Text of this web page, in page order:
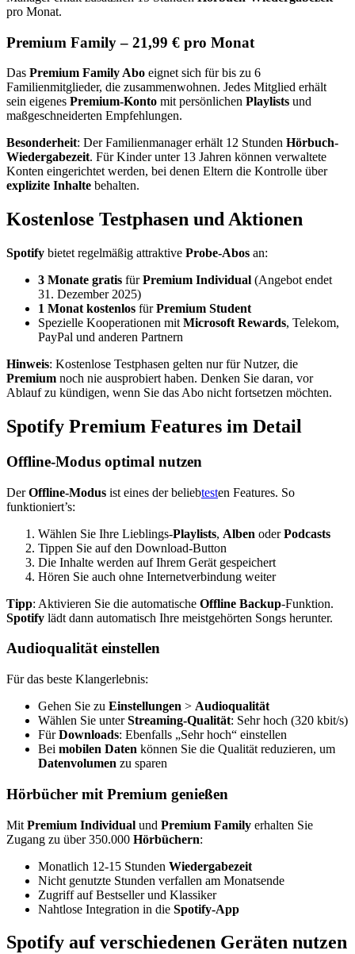
pro Monat.
Premium Family – 21,99 € pro Monat
Das Premium Family Abo eignet sich für bis zu 6
Familienmitglieder, die zusammenwohnen. Jedes Mitglied erhält
sein eigenes Premium-Konto mit persönlichen Playlists und
maßgeschneiderten Empfehlungen.
Besonderheit: Der Familienmanager erhält 12 Stunden Hörbuch-
Wiedergabezeit. Für Kinder unter 13 Jahren können verwaltete
Konten eingerichtet werden, bei denen Eltern die Kontrolle über
explizite Inhalte behalten.
Kostenlose Testphasen und Aktionen
Spotify bietet regelmäßig attraktive Probe-Abos an:
3 Monate gratis fürPremium Individual (Angebot endet
31. Dezember 2025)
1 Monat kostenlos fürPremium Student
Spezielle Kooperationen mit Microsoft Rewards, Telekom,
PayPal und anderen Partnern
Hinweis: Kostenlose Testphasen gelten nur für Nutzer, die
Premium noch nie ausprobiert haben. Denken Sie daran, vor
Ablauf zu kündigen, wenn Sie das Abo nicht fortsetzen möchten.
Spotify Premium Features im Detail
Offline-Modus optimal nutzen
DerOffline-Modus ist eines der beliebtesten Features. So
funktioniert’s:
Wählen Sie Ihre Lieblings-Playlists, Alben oderPodcasts
Tippen Sie auf den Download-Button
Die Inhalte werden auf Ihrem Gerät gespeichert
Hören Sie auch ohne Internetverbindung weiter
Tipp: Aktivieren Sie die automatische Offline Backup-Funktion.
Spotify lädt dann automatisch Ihre meistgehörten Songs herunter.
Audioqualität einstellen
Für das beste Klangerlebnis:
Gehen Sie zu Einstellungen > Audioqualität
Wählen Sie unterStreaming-Qualität: Sehr hoch (320 kbit/s)
FürDownloads: Ebenfalls „Sehr hoch“ einstellen
Bei mobilen Daten können Sie die Qualität reduzieren, um
Datenvolumen zu sparen
Hörbücher mit Premium genießen
Mit Premium Individual und Premium Family erhalten Sie
Zugang zu über 350.000 Hörbüchern:
Monatlich 12-15 Stunden Wiedergabezeit
Nicht genutzte Stunden verfallen am Monatsende
Zugriff auf Bestseller und Klassiker
Nahtlose Integration in die Spotify-App
Spotify auf verschiedenen Geräten nutzen